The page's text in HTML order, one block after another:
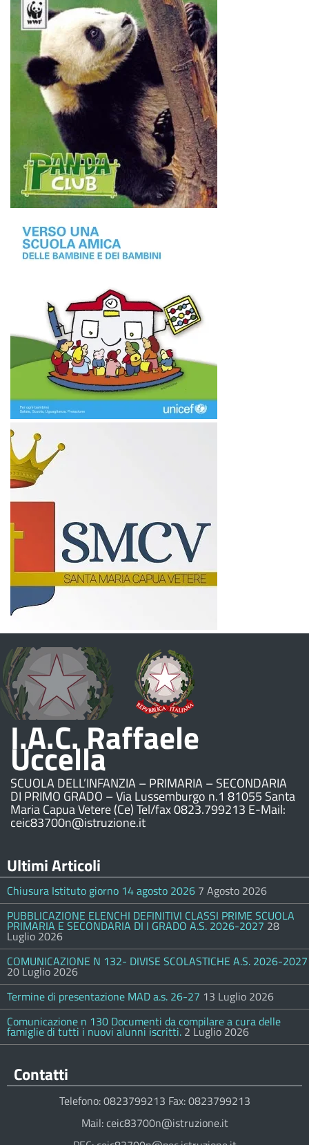
I.A.C. Raffaele
Uccella
SCUOLA DELL’INFANZIA – PRIMARIA – SECONDARIA
DI PRIMO GRADO – Via Lussemburgo n.1 81055 Santa
Maria Capua Vetere (Ce) Tel/fax 0823.799213 E-Mail:
ceic83700n@istruzione.it
Ultimi Articoli
Chiusura Istituto giorno 14 agosto 2026 7 Agosto 2026
PUBBLICAZIONE ELENCHI DEFINITIVI CLASSI PRIME SCUOLA
PRIMARIA E SECONDARIA DI I GRADO A.S. 2026-2027 28
Luglio 2026
COMUNICAZIONE N 132- DIVISE SCOLASTICHE A.S. 2026-2027
20 Luglio 2026
Termine di presentazione MAD a.s. 26-27 13 Luglio 2026
Comunicazione n 130 Documenti da compilare a cura delle
famiglie di tutti i nuovi alunni iscritti. 2 Luglio 2026
Contatti
Telefono: 0823799213 Fax: 0823799213
Mail: ceic83700n@istruzione.it